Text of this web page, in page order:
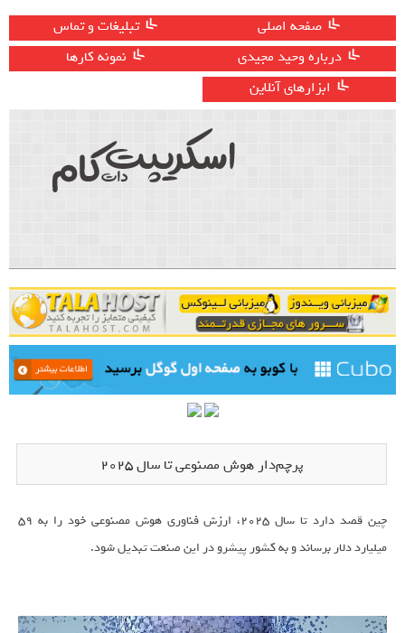
صفحه اصلی
تبلیغات و تماس
درباره وحید مجیدی
نمونه کارها
ابزارهای آنلاین
پرچم‌دار هوش مصنوعی تا سال ۲۰۲۵
چین قصد دارد تا سال ۲۰۲۵، ارزش فناوری هوش مصنوعی خود را به ۵۹
میلیارد دلار برساند و به کشور پیشرو در این صنعت تبدیل شود.